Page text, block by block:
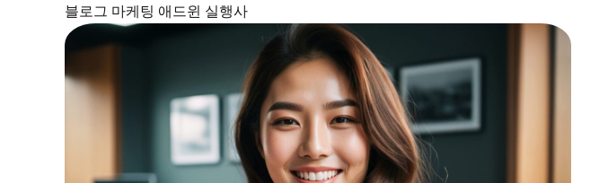
블로그 마케팅 애드윈 실행사